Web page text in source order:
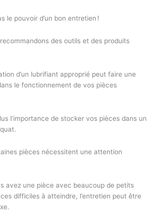
le pouvoir d’un bon entretien !
des outils et des produits
d’un lubrifiant approprié peut faire une
le fonctionnement de vos pièces
l’importance de stocker vos pièces dans un
pièces nécessitent une attention
avez une pièce avec beaucoup de petits
difficiles à atteindre, l’entretien peut être